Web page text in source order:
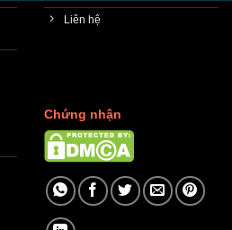
Liên hệ
Chứng nhận